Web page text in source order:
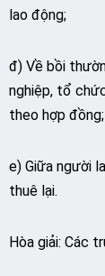
lao động;
đ) Về bồi
nghiệp, tổ
theo hợp đồng;
e) Giữa người
thuê lại.
Hòa giải: Các